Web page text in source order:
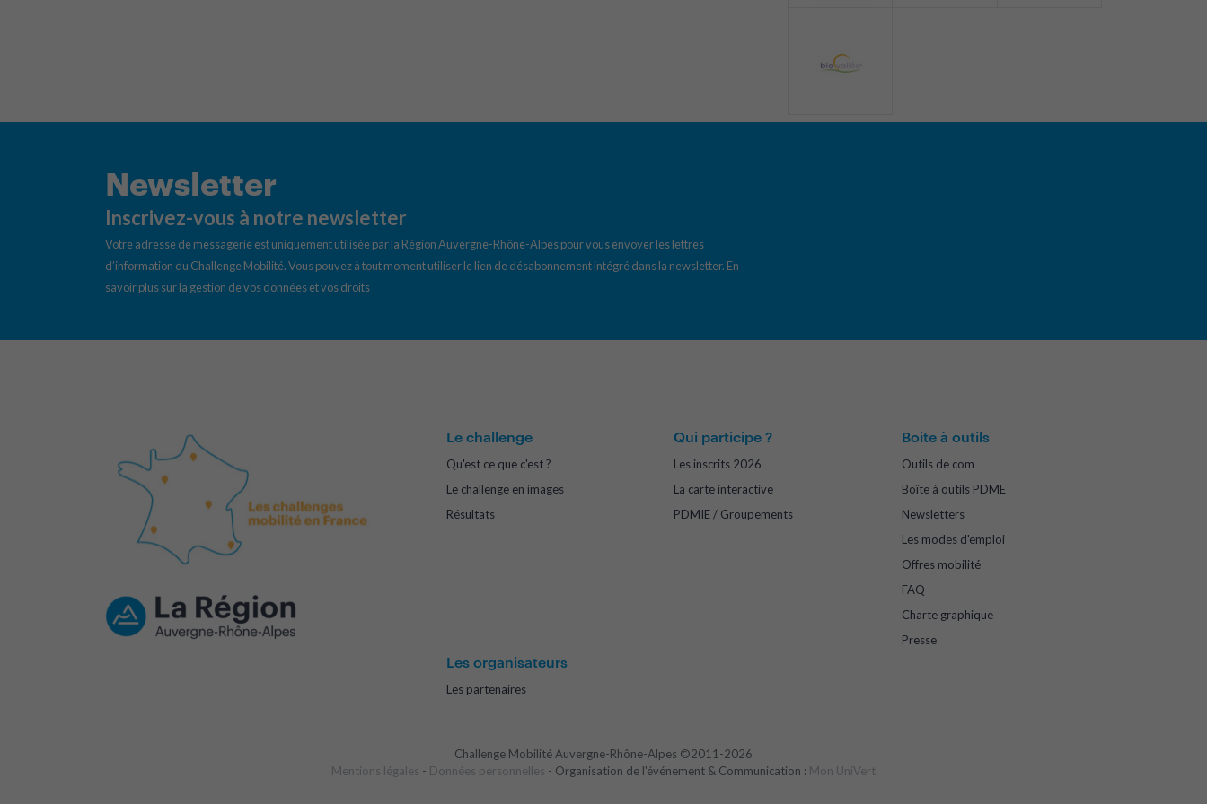
Newsletter
Inscrivez-vous à notre newsletter
Votre adresse de messagerie est uniquement utilisée par la Région Auvergne-Rhône-Alpes pour vous envoyer les lettres
d’information du Challenge Mobilité. Vous pouvez à tout moment utiliser le lien de désabonnement intégré dans la newsletter. En
savoir plus sur la gestion de vos données et vos droits
Le challenge
Qu'est ce que c'est ?
Le challenge en images
Résultats
Qui participe ?
Les inscrits 2026
La carte interactive
PDMIE / Groupements
Boite à outils
Outils de com
Boîte à outils PDME
Newsletters
Les modes d'emploi
Offres mobilité
FAQ
Charte graphique
Presse
Les organisateurs
Les partenaires
Challenge Mobilité Auvergne-Rhône-Alpes ©2011-2026
Mentions légales - Données personnelles - Organisation de l'événement & Communication : Mon UniVert